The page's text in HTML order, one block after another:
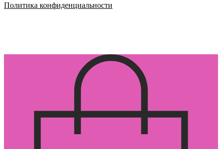
Политика конфиденциальности